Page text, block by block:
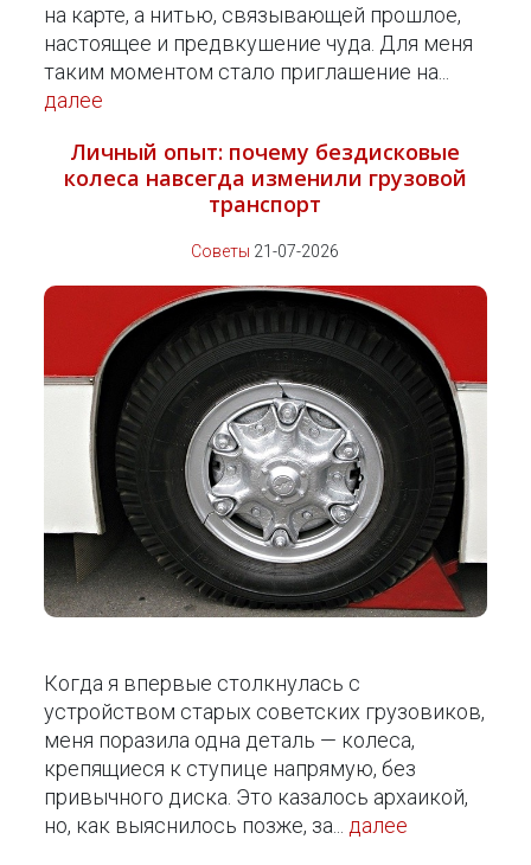
на карте, а нитью, связывающей прошлое,
настоящее и предвкушение чуда. Для меня
таким моментом стало приглашение на...
далее
Личный опыт: почему бездисковые
колеса навсегда изменили грузовой
транспорт
Советы 21-07-2026
Когда я впервые столкнулась с
устройством старых советских грузовиков,
меня поразила одна деталь — колеса,
крепящиеся к ступице напрямую, без
привычного диска. Это казалось архаикой,
но, как выяснилось позже, за... далее